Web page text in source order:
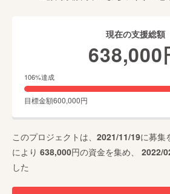
現在の支援総額
638,000
106%達成
目標金額600,000円
このプロジェクトは、 2021/11/19に募集
により 638,000円の資金を集め、 2022/
した